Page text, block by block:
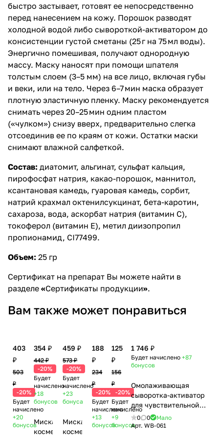
быстро застывает, готовят ее непосредственно
перед нанесением на кожу. Порошок разводят
холодной водой либо сывороткой-активатором до
консистенции густой сметаны (25 г на 75 мл воды).
Энергично помешивая, получают однородную
массу. Маску наносят при помощи шпателя
толстым слоем (3–5 мм) на все лицо, включая губы
и веки, или на тело. Через 6–7 мин маска образует
плотную эластичную пленку. Маску рекомендуется
снимать через 20–25 мин одним пластом
(«чулком») снизу вверх, предварительно слегка
отсоединив ее по краям от кожи. Остатки маски
снимают влажной салфеткой.
Состав: диатомит, альгинат, сульфат кальция,
пирофосфат натрия, какао-порошок, маннитол,
ксантановая камедь, гуаровая камедь, сорбит,
натрий крахмал октенилсукцинат, бета-каротин,
сахароза, вода, аскорбат натрия (витамин С),
токоферол (витамин E), метил диизопропил
пропионамид, CI77499.
Объем: 25 гр
Сертификат на препарат Вы можете найти в
разделе «Сертификаты продукции».
Вам также может понравиться
403
₽
503
₽
-20%
Будет
начислено
+20
бонусов
354 ₽
442 ₽
-20%
Будет
начислено
+18
бонусов
Миска
косметическая
459 ₽
573 ₽
-20%
Будет
начислено
+23
бонуса
Миска
косметическая
188
₽
234
₽
-20%
Будет
начислено
+13
бонусов
125
₽
156
₽
-20%
Будет
начислено
+9
бонусов
1 746 ₽
Будет начислено +87
бонусов
Омолаживающая
сыворотка-активатор
для чувствительной
кожи / Activator
Serum For Sensitive
0 0
Мало
Арт. WB-061